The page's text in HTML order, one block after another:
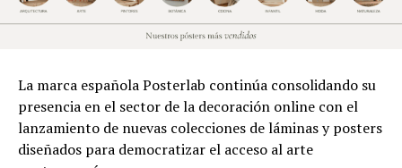
La marca española Posterlab continúa consolidando su
presencia en el sector de la decoración online con el
lanzamiento de nuevas colecciones de láminas y posters
diseñados para democratizar el acceso al arte